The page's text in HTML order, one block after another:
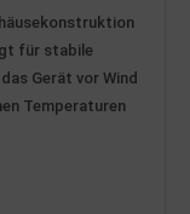
struktion
für stabile
Gerät vor Wind
Temperaturen